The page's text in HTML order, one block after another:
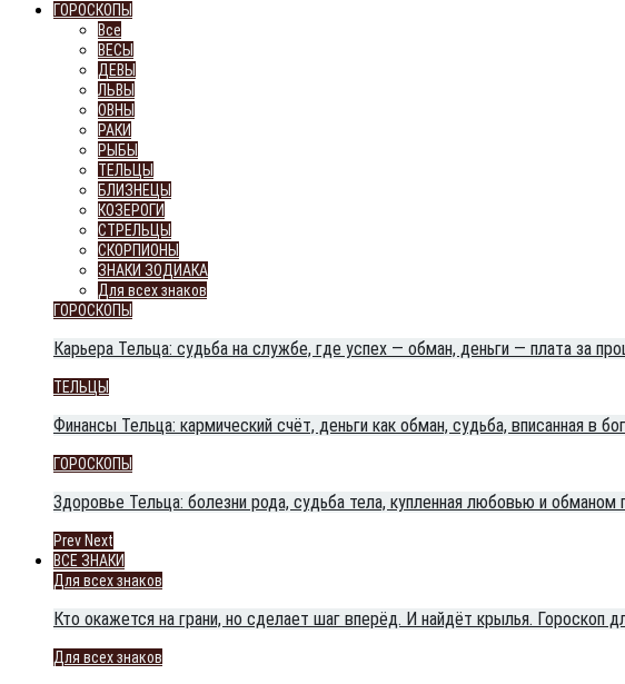
ГОРОСКОПЫ
Все
ВЕСЫ
ДЕВЫ
ЛЬВЫ
ОВНЫ
РАКИ
РЫБЫ
ТЕЛЬЦЫ
БЛИЗНЕЦЫ
КОЗЕРОГИ
СТРЕЛЬЦЫ
СКОРПИОНЫ
ЗНАКИ ЗОДИАКА
Для всех знаков
ГОРОСКОПЫ
Карьера Тельца: судьба на службе, где успех — обман, деньги — плата за
ТЕЛЬЦЫ
Финансы Тельца: кармический счёт, деньги как обман, судьба, вписанная в
ГОРОСКОПЫ
Здоровье Тельца: болезни рода, судьба тела, купленная любовью и обманом
Prev Next
ВСЕ ЗНАКИ
Для всех знаков
Кто окажется на грани, но сделает шаг вперёд. И найдёт крылья. Гороскоп
Для всех знаков